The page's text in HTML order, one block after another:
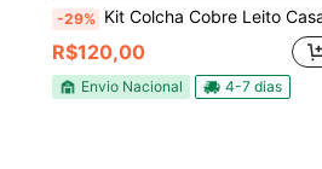
-29% Kit Colcha Cobre Leito Casal Queen Estampado ( Ele & Ela ) 03
R$120,00
Envio Nacional 4-7 dias